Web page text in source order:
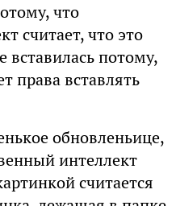
что
считает, что это
вставилась потому,
права вставлять
обновленьице,
интеллект
считается